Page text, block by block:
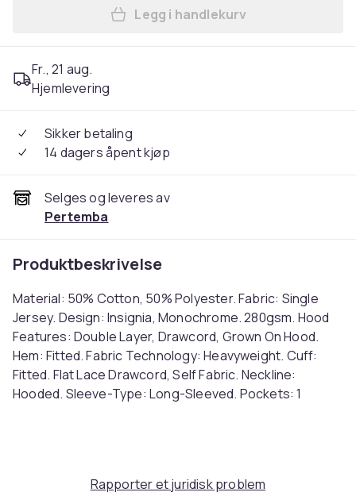
Legg NASA Mens Insignia
Legg i handlekurv
Fr., 21 aug.
Hjemlevering
Sikker betaling
14 dagers åpent kjøp
Selges og leveres av
Pertemba
Produktbeskrivelse
Material: 50% Cotton, 50% Polyester. Fabric: Single
Jersey. Design: Insignia, Monochrome. 280gsm. Hood
Features: Double Layer, Drawcord, Grown On Hood.
Hem: Fitted. Fabric Technology: Heavyweight. Cuff:
Fitted. Flat Lace Drawcord, Self Fabric. Neckline:
Hooded. Sleeve-Type: Long-Sleeved. Pockets: 1
Rapporter et juridisk problem